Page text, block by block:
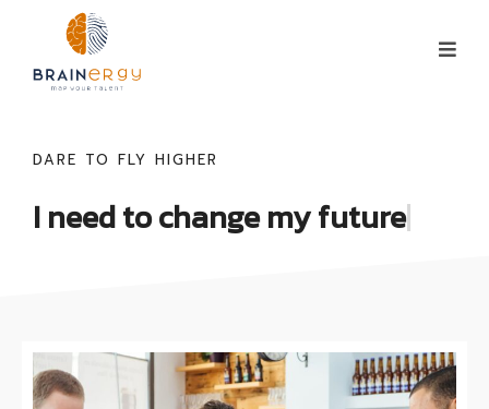
DARE TO FLY HIGHER
I need to change myfuture|